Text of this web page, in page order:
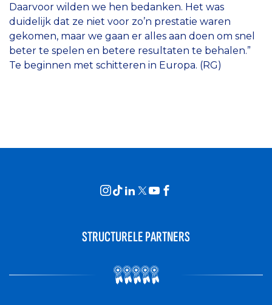
Daarvoor wilden we hen bedanken. Het was
duidelijk dat ze niet voor zo’n prestatie waren
gekomen, maar we gaan er alles aan doen om snel
beter te spelen en betere resultaten te behalen.”
Te beginnen met schitteren in Europa. (RG)
STRUCTURELE PARTNERS